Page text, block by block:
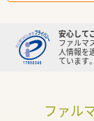
安心して
ファルマ
人情報を
ています。
ファル